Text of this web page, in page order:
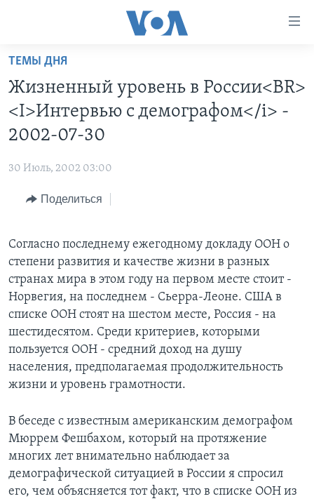
Перейти
основной
контент
Перейти
основной
Перейти
ИТОГИ
ПОЧЕМУ ЭТО ВАЖНО?
НЬЮ-ЙОРК NEW YORK
АМЕРИКА. БОЛЬШОЕ ПУТЕШЕСТВИЕ
ПРОЕКТЫ
НАША АМЕРИКАНСКАЯ ИСТОРИЯ
А КАК В АМЕРИКЕ?
АМЕРИКАНСКИЕ ГОРОДКИ
ТЕСТЫ
ИНТЕРВЬЮ
ФАКТЫ ПРОТИВ ФЕЙКОВ
УЧИМ АНГЛИЙСКИЙ
ВИДЕО
ПОДПИСКА НА НОВОСТИ
Learning English
СОЦИАЛЬНЫЕ СЕТИ
Языки
ТЕМЫ ДНЯ
Жизненный уровень в России<BR>
<I>Интервью с демографом</i> -
2002-07-30
30 Июль, 2002 03:00
Поделиться
Согласно последнему ежегодному докладу ООН о
степени развития и качестве жизни в разных
странах мира в этом году на первом месте стоит -
Норвегия, на последнем - Сьерра-Леоне. США в
списке ООН стоят на шестом месте, Россия - на
шестидесятом. Среди критериев, которыми
пользуется ООН - средний доход на душу
населения, предполагаемая продолжительность
жизни и уровень грамотности.
В беседе с известным американским демографом
Мюррем Фешбахом, который на протяжение
многих лет внимательно наблюдает за
демографической ситуацией в России я спросил
его, чем объясняется тот факт, что в списке ООН из